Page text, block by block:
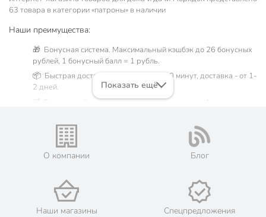
63 товара в категории «патроны» в наличии
Наши преимущества:
🎁 Бонусная система. Максимальный кэшбэк до 26 бонусных
рублей, 1 бонусный балл = 1 рубль.
📦 Быстрая доставка. Самовывоз от 60 минут, доставка - от 1-
2 дней.
🛒 Бесплатный самовывоз из магазинов города Астрахань.
его онлайн на официальном сайте сети магазинов Порядок.
Мы предлагаем бесплатную курьерскую доставку для товара
«патроны» при заказе от 3000 рублей в такие города, как:
Нариманов, Икряное, Камызяк, Красный Яр, Харабали,
Чёрный Яр.
💳 Оплата: онлайн на сайте интернет-гипермаркета или
наличными при получении.
Показать ещё
О компании Блог
Наши магазины Спецпредложения